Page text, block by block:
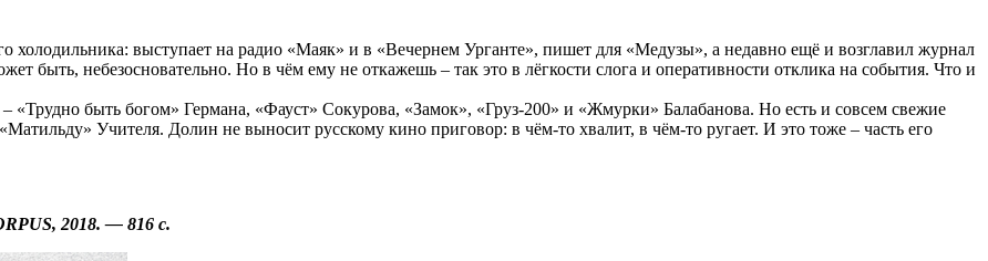
холодильника: выступает на радио «Маяк» и в «Вечернем Урганте», пишет для «Медузы», а недавно ещё и возглавил журнал
быть, небезосновательно. Но в чём ему не откажешь – так это в лёгкости слога и оперативности отклика на события. Что и
«Трудно быть богом» Германа, «Фауст» Сокурова, «Замок», «Груз-200» и «Жмурки» Балабанова. Но есть и совсем свежие
Учителя. Долин не выносит русскому кино приговор: в чём-то хвалит, в чём-то ругает. И это тоже – часть его
2018. — 816 с.